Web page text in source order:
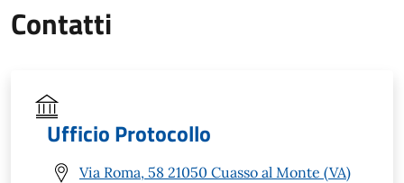
Contatti
Ufficio Protocollo
Via Roma, 58 21050 Cuasso al Monte (VA)